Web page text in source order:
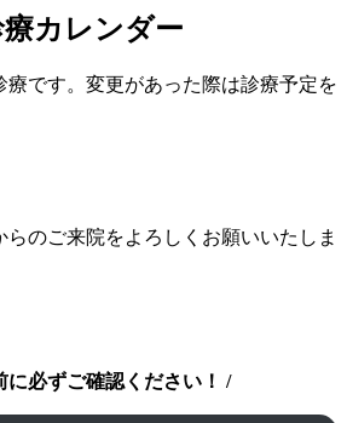
療カレンダー
です。変更があった際は診療予定を
のご来院をよろしくお願いいたしま
に必ずご確認ください！ /